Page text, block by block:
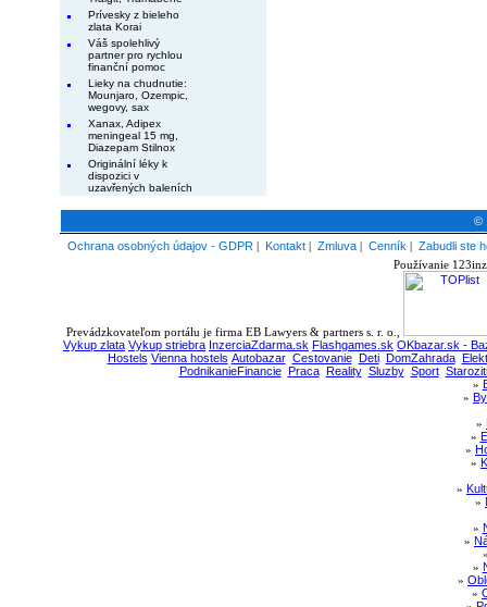
Prívesky z bieleho
zlata Korai
Váš spolehlivý
partner pro rychlou
finanční pomoc
Lieky na chudnutie:
Mounjaro, Ozempic,
wegovy, sax
Xanax, Adipex
meningeal 15 mg,
Diazepam Stilnox
Originální léky k
dispozici v
uzavřených baleních
©
Ochrana osobných údajov - GDPR | Kontakt | Zmluva | Cenník | Zabudli ste
Používanie
Prevádzkovateľom portálu je firma EB Lawyers & partners s. r. o.,
Vykup zlata Vykup striebra InzerciaZdarma.sk Flashgames.sk OKbazar.sk -
Hostels Vienna hostels Autobazar Cestovanie Deti DomZahrada
PodnikanieFinancie Praca Reality Sluzby Sport
»
»
»
»
»
»
»
»
»
»
»
»
»